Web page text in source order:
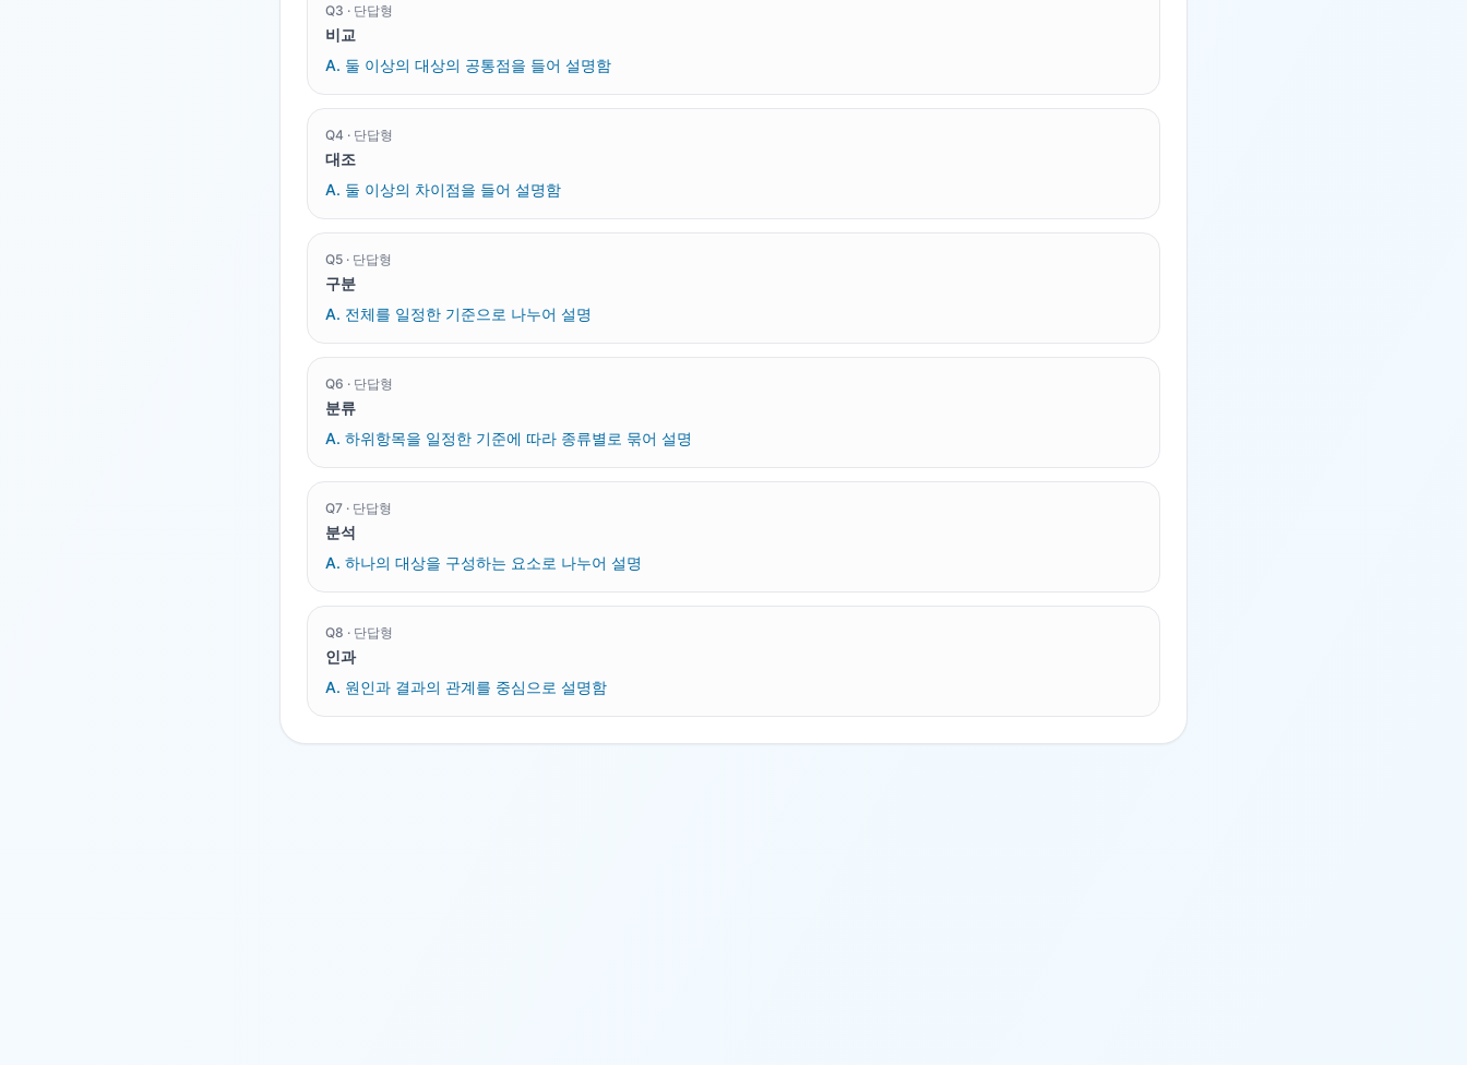
Q3 · 단답형
비교
A. 둘 이상의 대상의 공통점을 들어 설명함
Q4 · 단답형
대조
A. 둘 이상의 차이점을 들어 설명함
Q5 · 단답형
구분
A. 전체를 일정한 기준으로 나누어 설명
Q6 · 단답형
분류
A. 하위항목을 일정한 기준에 따라 종류별로 묶어 설명
Q7 · 단답형
분석
A. 하나의 대상을 구성하는 요소로 나누어 설명
Q8 · 단답형
인과
A. 원인과 결과의 관계를 중심으로 설명함